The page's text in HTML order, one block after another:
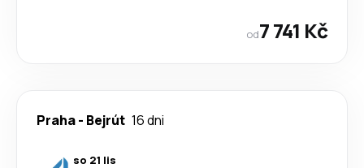
od7 741 Kč
Praha- Bejrút 16 dni
so 21 lis